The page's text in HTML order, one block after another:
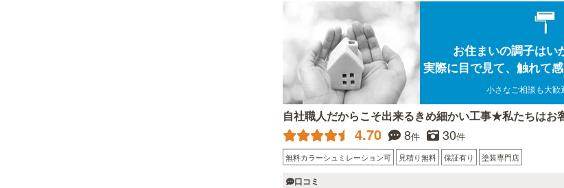
お住まいの調子はい
実際に目で見て、触れて感
小さなご相談も大歓
自社職人だからこそ出来るきめ細かい工事★私たちはお
4.70 8件 30件
無料カラーシュミレーション可 見積り無料 保証有り 塗装専門店
口コミ